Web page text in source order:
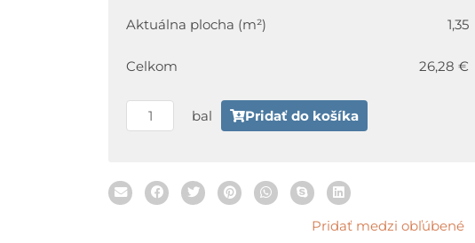
Aktuálna plocha (m²) 1,35
Celkom 26,28 €
Grey
x
60
bal Pridať do košíka
Pridať medzi obľúbené